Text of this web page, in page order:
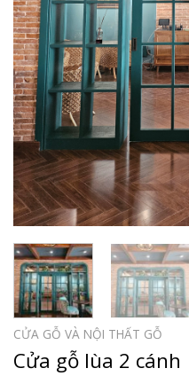
CỬA GỖ VÀ NỘI THẤT GỖ
Cửa gỗ lùa 2 cánh